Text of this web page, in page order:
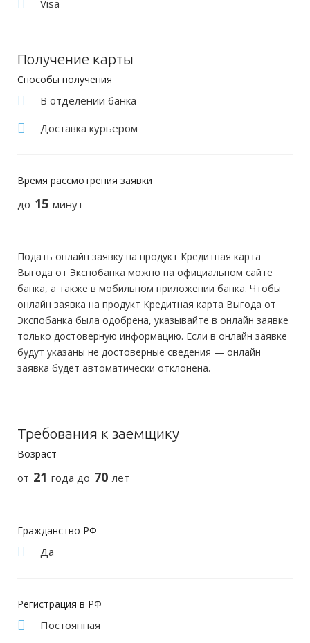
Visa
Получение карты
Способы получения
В отделении банка
Доставка курьером
Время рассмотрения заявки
до 15 минут
Подать онлайн заявку на продукт Кредитная карта
Выгода от Экспобанка можно на официальном сайте
банка, а также в мобильном приложении банка. Чтобы
онлайн заявка на продукт Кредитная карта Выгода от
Экспобанка была одобрена, указывайте в онлайн заявке
только достоверную информацию. Если в онлайн заявке
будут указаны не достоверные сведения — онлайн
заявка будет автоматически отклонена.
Требования к заемщику
Возраст
от 21 года до 70 лет
Гражданство РФ
Да
Регистрация в РФ
Постоянная